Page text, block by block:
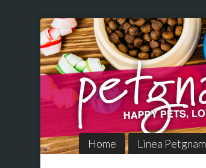
Home Linea Petgnam